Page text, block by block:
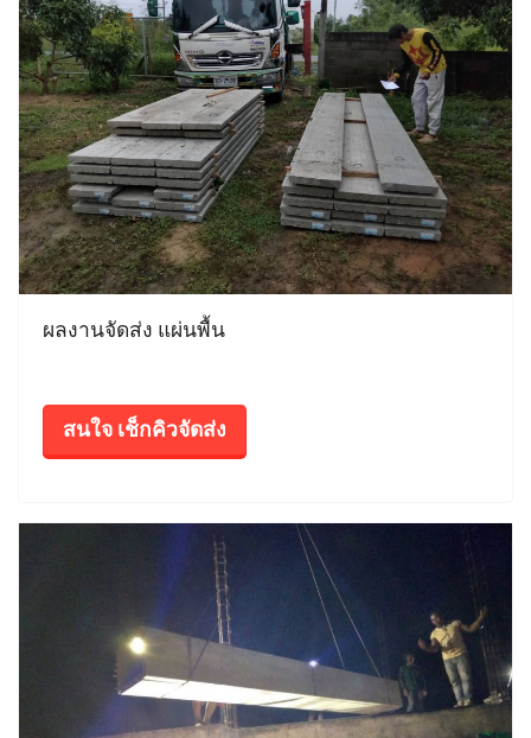
ผลงานจัดส่ง แผ่นพื้น
สนใจ เช็กคิวจัดส่ง